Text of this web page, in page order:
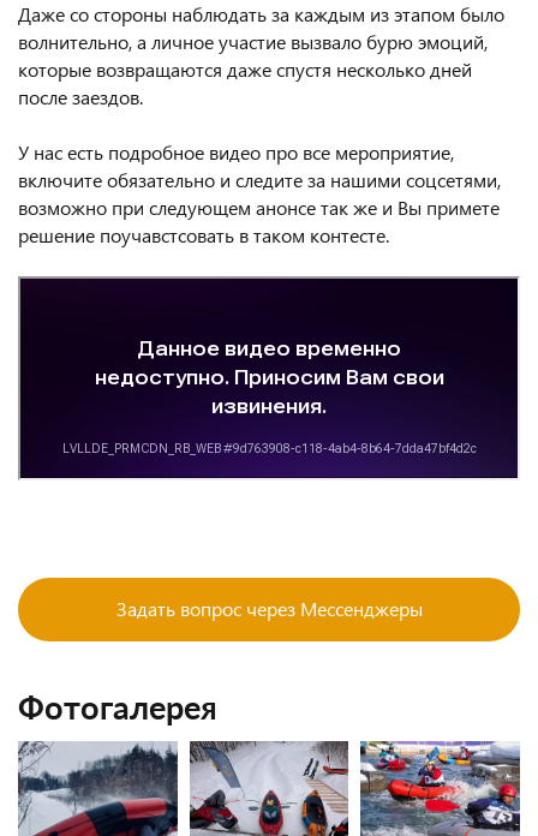
Даже со стороны наблюдать за каждым из этапом было
волнительно, а личное участие вызвало бурю эмоций,
которые возвращаются даже спустя несколько дней
после заездов.
У нас есть подробное видео про все мероприятие,
включите обязательно и следите за нашими соцсетями,
возможно при следующем анонсе так же и Вы примете
решение поучавстсовать в таком контесте.
Задать вопрос через Мессенджеры
Фотогалерея